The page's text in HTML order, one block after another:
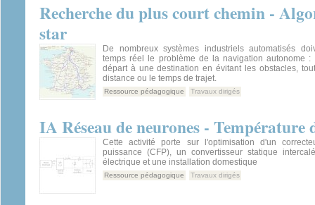
Recherche du plus court chemin -
star
De nombreux systèmes industriels automatisés
temps réel le problème de la navigation autonome
départ à une destination en évitant les obstacles,
distance ou le temps de trajet.
Ressource pédagogique Travaux dirigés
IA Réseau de neurones - Température
Cette activité porte sur l'optimisation d'un
puissance (CFP), un convertisseur statique
électrique et une installation domestique
Ressource pédagogique Travaux dirigés